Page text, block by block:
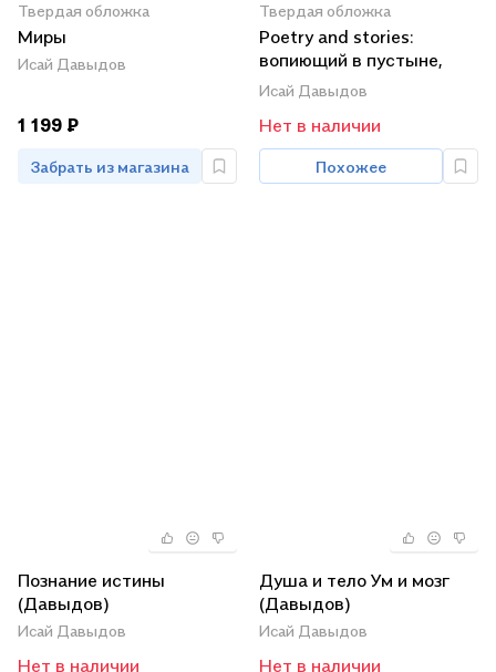
Твердая обложка
Миры
Исай Давыдов
1 199 ₽
Забрать из магазина
Твердая обложка
Poetry and stories:
вопиющий в пустыне,
серебристая подкова, в
Исай Давыдов
Нет в наличии
Похожее
Познание истины
(Давыдов)
Исай Давыдов
Нет в наличии
Душа и тело Ум и мозг
(Давыдов)
Исай Давыдов
Нет в наличии